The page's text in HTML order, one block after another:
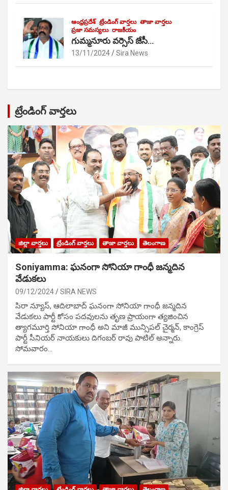
ఆంధ్రప్రదేశ్ ట్రేండింగ్ వార్తలు తాజా వార్తలు
ప్రజా సమస్యలు రాజకీయం
గుమ్మనూరు వర్సెస్ జేసీ…
13/11/2024 Sira News
ట్రేండింగ్ వార్తలు
జిల్లా వార్తలు ట్రేండింగ్ వార్తలు తాజా వార్తలు తెలంగాణ
Soniyamma: ఘ‌నంగా సోనియా గాంధీ జ‌న్మ‌దిన
వేడుక‌లు
09/12/2024 SIRA NEWS
సిరా న్యూస్, ఆదిలాబాద్ ఘ‌నంగా సోనియా గాంధీ జ‌న్మ‌దిన
వేడుక‌లు పార్టీ కోసం ప‌ద‌వుల‌ను తృణ ప్రాయంగా త్య‌జించిన
త్యాగమూర్తి సోనియా గాంధీ అని మాజీ మున్సిప‌ల్ చైర్మ‌న్, కాంగ్రెస్
పార్టీ సీనియ‌ర్ నాయ‌కులు దిగంబ‌ర్ రావు పాటిల్ అన్నారు.
సోమవారం…